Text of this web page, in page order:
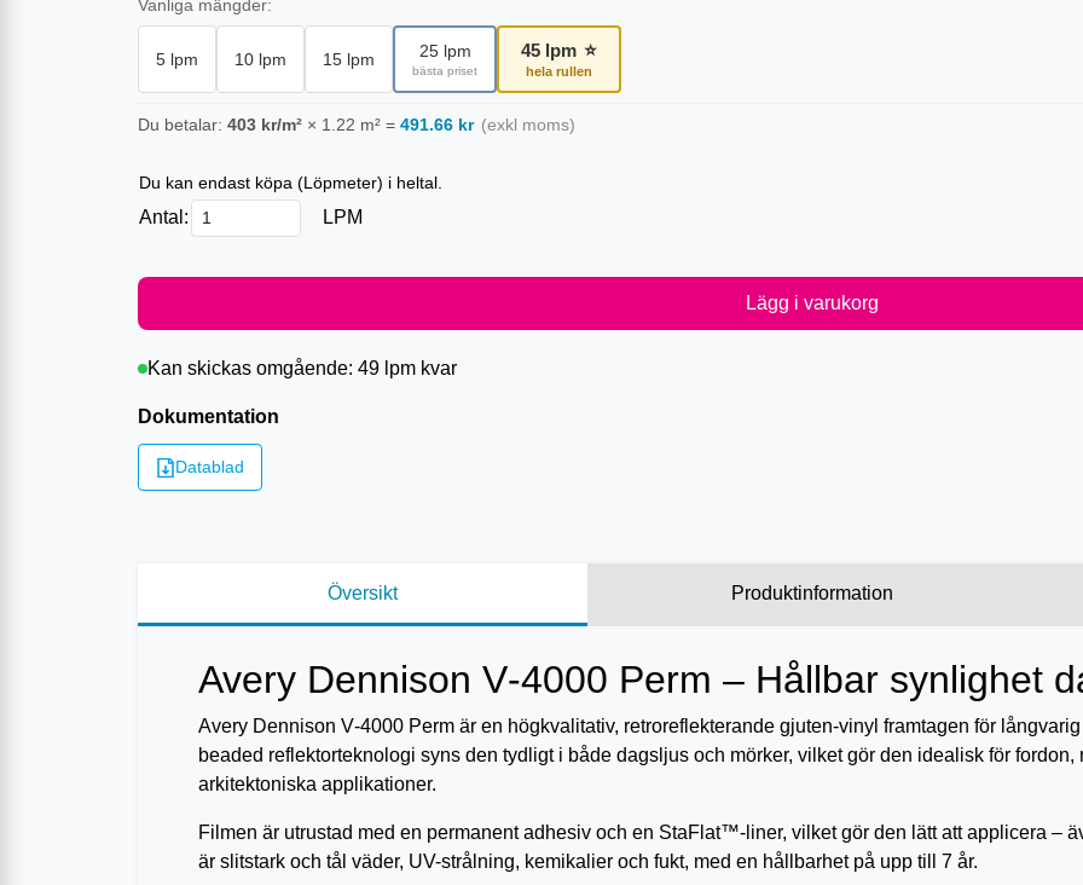
Vanliga mängder:
5 lpm 10 lpm 15 lpm 25lpm
bästa priset
45 lpm ⭐
hela rullen
Du betalar: 403 kr/m² × 1.22 m² = 491.66 kr (exkl moms)
Du kan endast köpa (Löpmeter) i heltal.
Antal: LPM
Lägg i varukorg
Kan skickas omgående: 49 lpm kvar
Dokumentation
Datablad
Översikt Produktinformation
Avery Dennison V‑4000 Perm – Hållbar synlighet
Avery Dennison V‑4000 Perm är en högkvalitativ, retroreflekterande gjuten-vinyl framtagen för
beaded reflektorteknologi syns den tydligt i både dagsljus och mörker, vilket gör den idealisk för
arkitektoniska applikationer.
Filmen är utrustad med en permanent adhesiv och en StaFlat™-liner, vilket gör den lätt att applicera –
är slitstark och tål väder, UV-strålning, kemikalier och fukt, med en hållbarhet på upp till 7 år.